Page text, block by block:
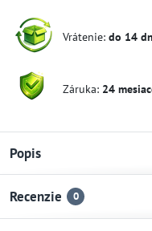
Vrátenie: do 14
Záruka: 24
Popis
Recenzie 0